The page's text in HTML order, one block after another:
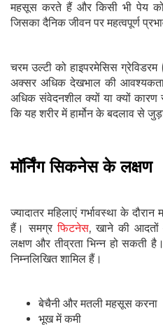
महसूस करते हैं और किसी भी पेय
जिसका दैनिक जीवन पर महत्वपूर्ण
चरम उल्टी को हाइपरमेसिस
अक्सर अधिक देखभाल की
अधिक संवेदनशील क्यों या क्यों कारण
कि यह शरीर में हार्मोन के बदलाव से
मॉर्निंग सिकनेस के लक्षण
ज्यादातर महिलाएं गर्भावस्था के
हैं। समग्रफिटनेस, खाने की आदतों
लक्षण और तीव्रता भिन्न हो सकती
निम्नलिखित शामिल हैं।
बेचैनी और मतली महसूस करना
भूख में कमी